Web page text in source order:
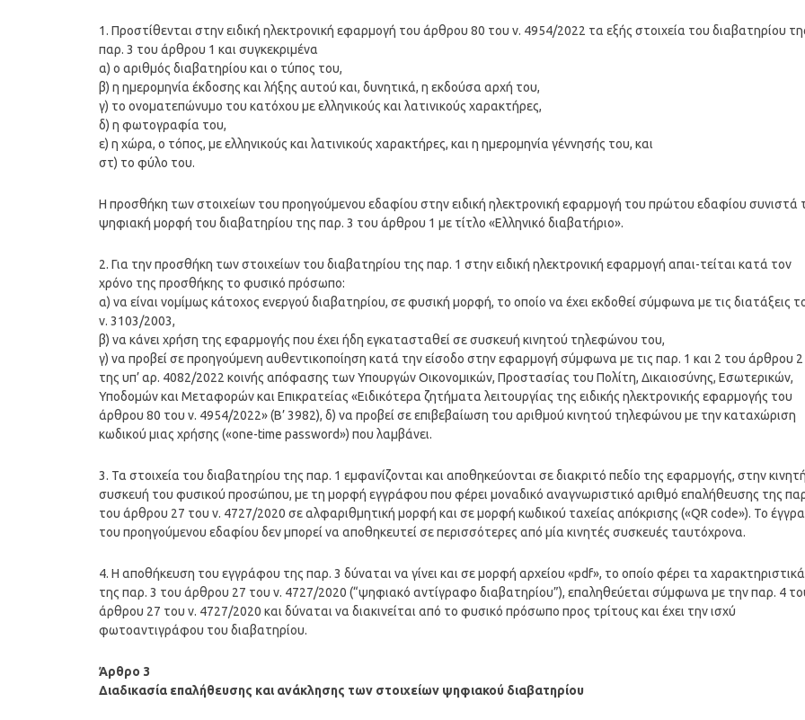
1. Προστίθενται στην ειδική ηλεκτρονική εφαρμογή του άρθρου 80 του ν. 4954/2022 τα εξής στοιχεία του διαβατηρίου
παρ. 3 του άρθρου 1 και συγκεκριμένα
α) ο αριθμός διαβατηρίου και ο τύπος του,
β) η ημερομηνία έκδοσης και λήξης αυτού και, δυνητικά, η εκδούσα αρχή του,
γ) το ονοματεπώνυμο του κατόχου με ελληνικούς και λατινικούς χαρακτήρες,
δ) η φωτογραφία του,
ε) η χώρα, ο τόπος, με ελληνικούς και λατινικούς χαρακτήρες, και η ημερομηνία γέννησής του, και
στ) το φύλο του.
Η προσθήκη των στοιχείων του προηγούμενου εδαφίου στην ειδική ηλεκτρονική εφαρμογή του πρώτου εδαφίου συνιστά
ψηφιακή μορφή του διαβατηρίου της παρ. 3 του άρθρου 1 με τίτλο «Ελληνικό διαβατήριο».
2. Για την προσθήκη των στοιχείων του διαβατηρίου της παρ. 1 στην ειδική ηλεκτρονική εφαρμογή απαι-τείται κατά τον
χρόνο της προσθήκης το φυσικό πρόσωπο:
α) να είναι νομίμως κάτοχος ενεργού διαβατηρίου, σε φυσική μορφή, το οποίο να έχει εκδοθεί σύμφωνα με τις διατάξεις
ν. 3103/2003,
β) να κάνει χρήση της εφαρμογής που έχει ήδη εγκατασταθεί σε συσκευή κινητού τηλεφώνου του,
γ) να προβεί σε προηγούμενη αυθεντικοποίηση κατά την είσοδο στην εφαρμογή σύμφωνα με τις παρ. 1 και 2 του άρθρου 2
της υπ’ αρ. 4082/2022 κοινής απόφασης των Υπουργών Οικονομικών, Προστασίας του Πολίτη, Δικαιοσύνης, Εσωτερικών,
Υποδομών και Μεταφορών και Επικρατείας «Ειδικότερα ζητήματα λειτουργίας της ειδικής ηλεκτρονικής εφαρμογής του
άρθρου 80 του ν. 4954/2022» (Β’ 3982), δ) να προβεί σε επιβεβαίωση του αριθμού κινητού τηλεφώνου με την καταχώριση
κωδικού μιας χρήσης («one-time password») που λαμβάνει.
3. Τα στοιχεία του διαβατηρίου της παρ. 1 εμφανίζονται και αποθηκεύονται σε διακριτό πεδίο της εφαρμογής, στην κινητή
συσκευή του φυσικού προσώπου, με τη μορφή εγγράφου που φέρει μοναδικό αναγνωριστικό αριθμό επαλήθευσης της
του άρθρου 27 του ν. 4727/2020 σε αλφαριθμητική μορφή και σε μορφή κωδικού ταχείας απόκρισης («QR code»). Το
του προηγούμενου εδαφίου δεν μπορεί να αποθηκευτεί σε περισσότερες από μία κινητές συσκευές ταυτόχρονα.
4. Η αποθήκευση του εγγράφου της παρ. 3 δύναται να γίνει και σε μορφή αρχείου «pdf», το οποίο φέρει τα χαρακτηριστικά
της παρ. 3 του άρθρου 27 του ν. 4727/2020 (“ψηφιακό αντίγραφο διαβατηρίου”), επαληθεύεται σύμφωνα με την παρ. 4
άρθρου 27 του ν. 4727/2020 και δύναται να διακινείται από το φυσικό πρόσωπο προς τρίτους και έχει την ισχύ
φωτοαντιγράφου του διαβατηρίου.
Άρθρο 3
Διαδικασία επαλήθευσης και ανάκλησης των στοιχείων ψηφιακού διαβατηρίου